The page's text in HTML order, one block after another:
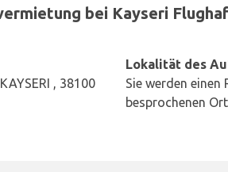
bei Kayseri
, 38100
Lokalität des
Sie werden einen
besprochenen